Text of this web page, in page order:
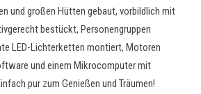
und großen Hütten gebaut, vorbildlich mit
bestückt, Personengruppen
LED-Lichterketten montiert, Motoren
und einem Mikrocomputer mit
pur zum Genießen und Träumen!